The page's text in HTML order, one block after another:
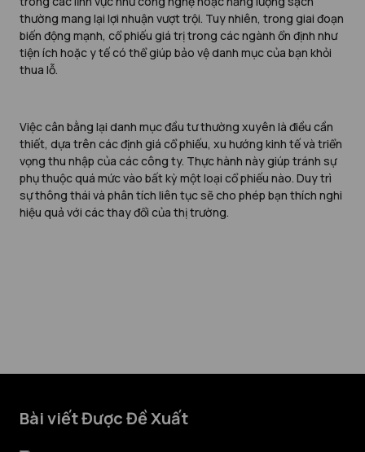
thường mang lại lợi nhuận vượt trội. Tuy nhiên, trong giai đoạn
biến động mạnh, cổ phiếu giá trị trong các ngành ổn định như
tiện ích hoặc y tế có thể giúp bảo vệ danh mục của bạn khỏi
thua lỗ.
Việc cân bằng lại danh mục đầu tư thường xuyên là điều cần
thiết, dựa trên các định giá cổ phiếu, xu hướng kinh tế và triển
vọng thu nhập của các công ty. Thực hành này giúp tránh sự
phụ thuộc quá mức vào bất kỳ một loại cổ phiếu nào. Duy trì
sự thông thái và phân tích liên tục sẽ cho phép bạn thích nghi
hiệu quả với các thay đổi của thị trường.
Bài viết Được Đề Xuất